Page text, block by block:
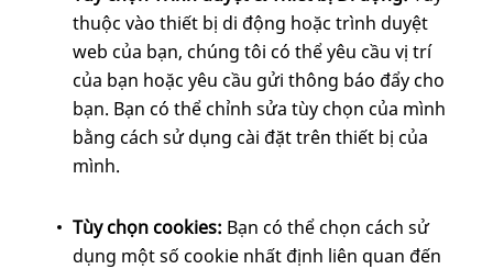
thuộc vào thiết bị di động hoặc trình duyệt
web của bạn, chúng tôi có thể yêu cầu vị trí
của bạn hoặc yêu cầu gửi thông báo đẩy cho
bạn. Bạn có thể chỉnh sửa tùy chọn của mình
bằng cách sử dụng cài đặt trên thiết bị của
mình.
Tùy chọn cookies: Bạn có thể chọn cách sử
dụng một số cookie nhất định liên quan đến